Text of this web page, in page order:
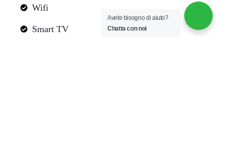
Wifi
Smart TV
Avete bisogno di aiuto?
Chatta con noi